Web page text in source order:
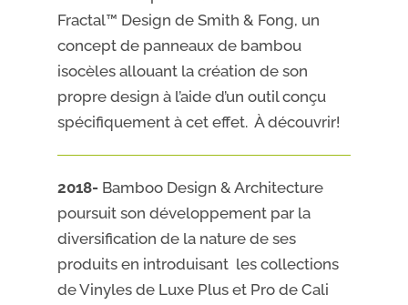
Fractal™ Design de Smith & Fong, un
concept de panneaux de bambou
isocèles allouant la création de son
propre design à l’aide d’un outil conçu
spécifiquement à cet effet. À découvrir!
2018- Bamboo Design & Architecture
poursuit son développement par la
diversification de la nature de ses
produits en introduisant les collections
de Vinyles de Luxe Plus et Pro de Cali